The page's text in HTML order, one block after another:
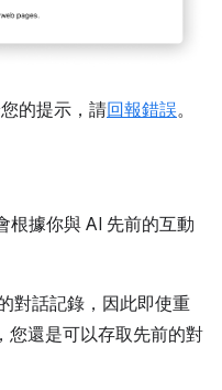
的提示，請回報錯誤。
根據你與 AI 先前的互動
對話記錄，因此即使重
您還是可以存取先前的對